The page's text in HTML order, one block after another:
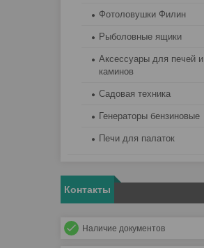
Фотоловушки Филин
Рыболовные ящики
Аксессуары для печей и
каминов
Садовая техника
Генераторы бензиновые
Печи для палаток
Контакты
Наличие документов